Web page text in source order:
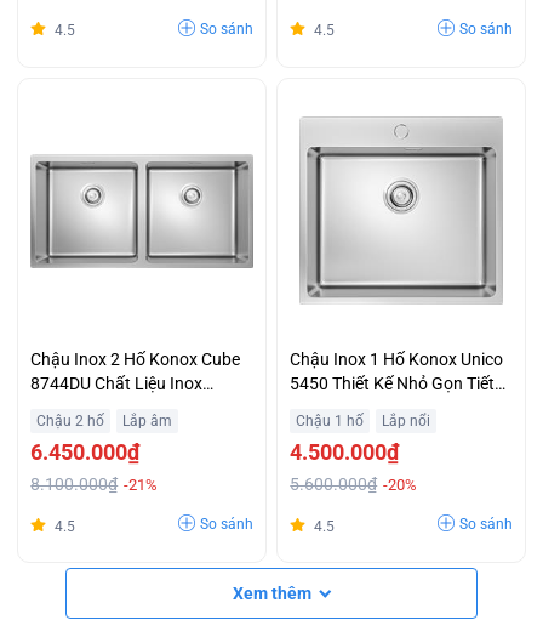
4.5 So sánh 4.5 So sánh
Chậu Inox 2 Hố Konox Cube
8744DU Chất Liệu Inox
Giá Ưu Đãi
Chậu 2 hố Lắp âm
6.450.000₫
8.100.000₫ -21%
4.5 So sánh
Chậu Inox 1 Hố Konox Unico
5450 Thiết Kế Nhỏ Gọn Tiết
Siêu Sốc
Chậu 1 hố Lắp nổi
4.500.000₫
5.600.000₫ -20%
4.5 So sánh
Xem thêm